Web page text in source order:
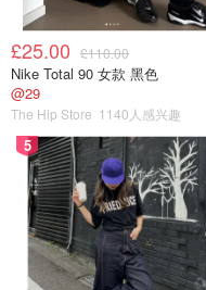
£25.00 £110.00
Nike Total 90 女款 黑色
@29
The Hip Store 1140人感兴趣
5